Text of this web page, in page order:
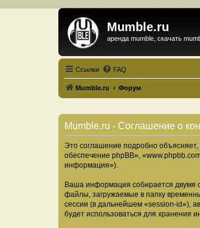
Mumble.ru
аренда mumble, скачать
Ссылки FAQ
Mumble.ru Форум
Mumble.ru - Соглашение о
Это соглашение подробно
обеспечение phpBB»,
информация»).
Ваша информация собирается двумя
файлы, загружаемые в папку
сессии (в дальнейшем «session-id»),
будет использоваться для хранения